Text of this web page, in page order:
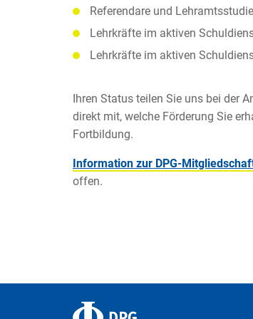
Referendare und
Lehrkräfte im aktiven
Lehrkräfte im aktiven
Ihren Status teilen Sie uns bei der
direkt mit, welche Förderung Sie
Fortbildung.
Information zur DPG-
offen.